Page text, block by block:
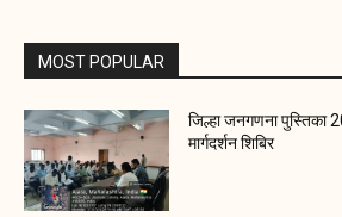
MOST POPULAR
जिल्हा जनगणना पुस्तिका
मार्गदर्शन शिबिर